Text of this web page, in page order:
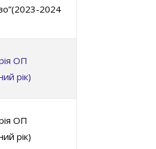
2024
ОП
рік)
ОП
рік)